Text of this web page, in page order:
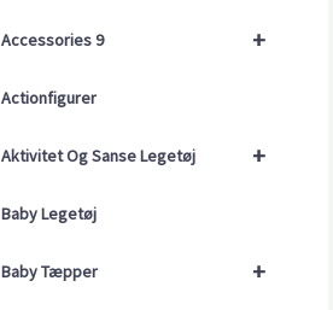
+
Accessories 9
Actionfigurer
+
Aktivitet Og Sanse Legetøj
Baby Legetøj
+
Baby Tæpper